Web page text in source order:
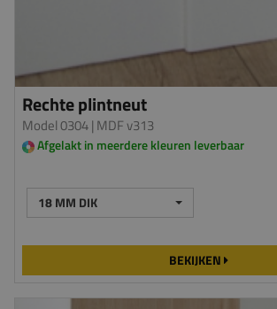
Rechte plintneut
Model 0304| MDF v313
Afgelakt in meerdere kleuren leverbaar
18 MM DIK
BEKIJKEN